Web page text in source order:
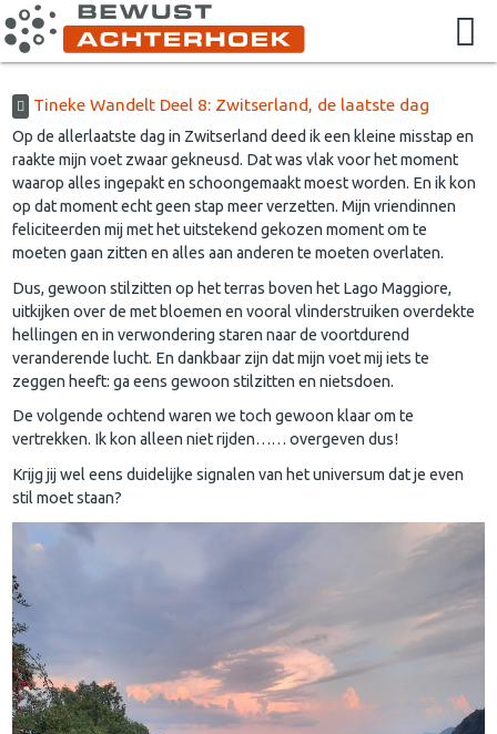
Tineke Wandelt Deel 8: Zwitserland, de laatste dag
Op de allerlaatste dag in Zwitserland deed ik een kleine misstap en
raakte mijn voet zwaar gekneusd. Dat was vlak voor het moment
waarop alles ingepakt en schoongemaakt moest worden. En ik kon
op dat moment echt geen stap meer verzetten. Mijn vriendinnen
feliciteerden mij met het uitstekend gekozen moment om te
moeten gaan zitten en alles aan anderen te moeten overlaten.
Dus, gewoon stilzitten op het terras boven het Lago Maggiore,
uitkijken over de met bloemen en vooral vlinderstruiken overdekte
hellingen en in verwondering staren naar de voortdurend
veranderende lucht. En dankbaar zijn dat mijn voet mij iets te
zeggen heeft: ga eens gewoon stilzitten en nietsdoen.
De volgende ochtend waren we toch gewoon klaar om te
vertrekken. Ik kon alleen niet rijden…… overgeven dus!
Krijg jij wel eens duidelijke signalen van het universum dat je even
stil moet staan?